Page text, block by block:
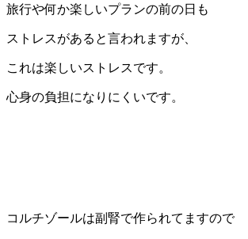
旅行や何か楽しいプランの前の日も
ストレスがあると言われますが、
これは楽しいストレスです。
心身の負担になりにくいです。
コルチゾールは副腎で作られてますので